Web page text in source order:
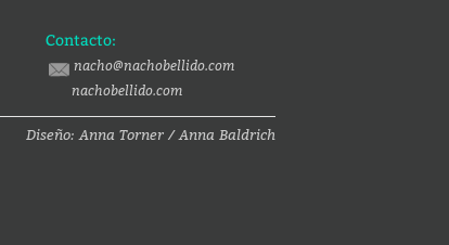
Contacto:
nacho@nachobellido.com
nachobellido.com
Diseño: Anna Torner / Anna Baldrich